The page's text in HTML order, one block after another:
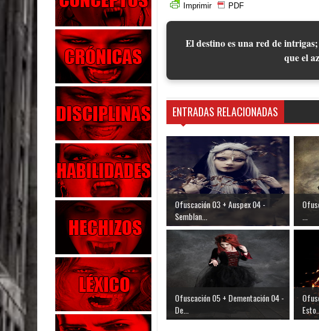
Imprimir
PDF
El destino es una red de
que el
ENTRADAS RELACIONADAS
Ofuscación 03 + Auspex 04 -
Semblan...
Ofuscación 05 + Dementación 04 -
De...
Esto...